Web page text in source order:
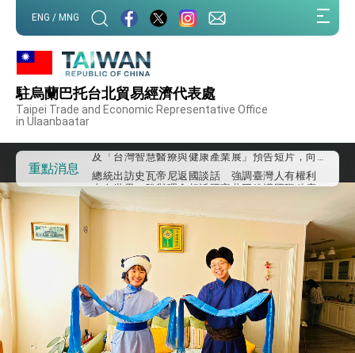
ENG / MNG
駐烏蘭巴托台北貿易經濟代表處
Taipei Trade and Economic Representative Office
in Ulaanbaatar
重點消息
我國政府將在美國亞利桑納州設立「駐鳳凰城辦
第一屆亞太在宅醫療大會開幕 總統盼分享臺灣
經驗為亞太醫療照護發展開創新里程碑
及「台灣智慧醫療與健康產業展」預告短片，向
世界展現台灣守護全球健康的創新能量
總統出訪史瓦帝尼返國談話 強調臺灣人有權利
走向世界 盼與理念相近國家共同維護國際秩序
堅定走向世界 賴總統抵達史瓦帝尼王國進行國是
訪問
總統與五院院長新春茶敘 盼化分歧為團結、為
國家邁出合作第一步
總統農曆春節談話
台美貿易協議完成簽署達成6大目標、創5大歷史
性突破 總統強調將以3大面向加速臺灣經濟轉型
升級 籲請立院全力支持並盡速通過
臺美簽署「對等貿易協定」確立對等關稅15%且不
疊加 我輸美2072項產品豁免對等關稅